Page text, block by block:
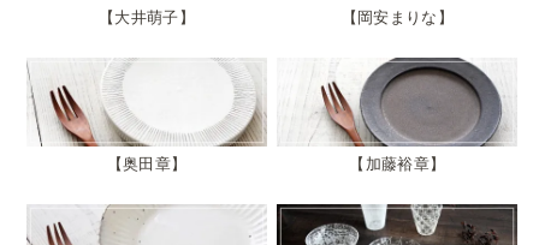
大井萌子 岡安まりな
奥田章 加藤裕章